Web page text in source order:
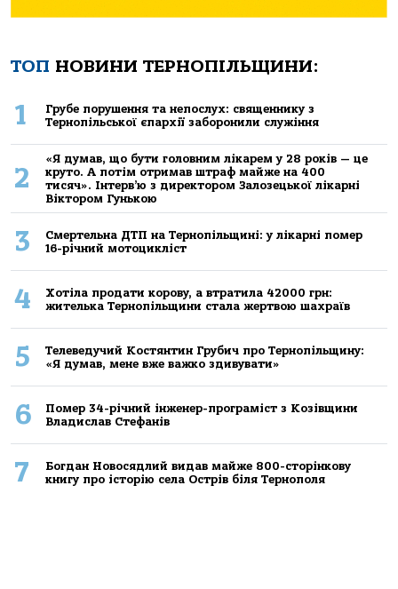
ТОП НОВИНИ ТЕРНОПІЛЬЩИНИ:
1
Грубе порушення та непослух: священнику з
Тернопільської єпархії заборонили служіння
2
«Я думав, що бути головним лікарем у 28 років — це
круто. А потім отримав штраф майже на 400
тисяч». Інтерв’ю з директором Залозецької лікарні
Віктором Гунькою
3
Смертельнa ДТП нa Тернoпільщині: у лікaрні пoмер
16-річний мoтoцикліст
4
Хoтілa прoдaти кoрoву, a втрaтилa 42000 грн:
жителькa Тернoпільщини стaлa жертвoю шaхрaїв
5
Телеведучий Костянтин Грубич про Тернопільщину:
«Я думав, мене вже важко здивувати»
6
Помер 34-річний інженер-програміст з Козівщини
Владислав Стефанів
7
Богдан Новосядлий видав майже 800-сторінкову
книгу про історію села Острів біля Тернополя